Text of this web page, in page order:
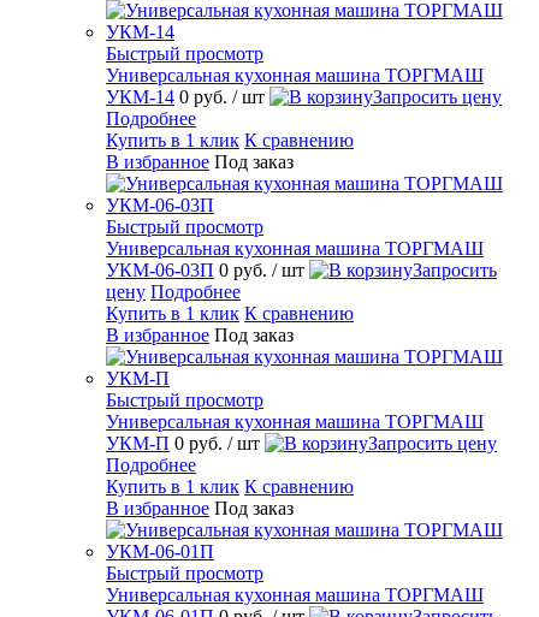
Быстрый просмотр
Универсальная кухонная машина ТОРГМАШ
УКМ-14 0 руб. / шт
Запросить цену
Подробнее
Купить в 1 клик К сравнению
В избранное Под заказ
Быстрый просмотр
Универсальная кухонная машина ТОРГМАШ
УКМ-06-03П 0 руб. / шт
Запросить
цену Подробнее
Купить в 1 клик К сравнению
В избранное Под заказ
Быстрый просмотр
Универсальная кухонная машина ТОРГМАШ
УКМ-П 0 руб. / шт
Запросить цену
Подробнее
Купить в 1 клик К сравнению
В избранное Под заказ
Быстрый просмотр
Универсальная кухонная машина ТОРГМАШ